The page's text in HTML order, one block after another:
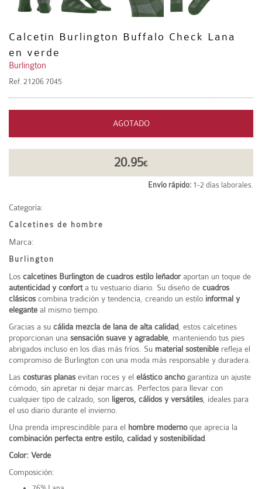
Calcetín Burlington Buffalo Check Lana
en verde
Burlington
Ref. 21206 7045
AGOTADO
20.95€
Envío rápido: 1-2 días laborales.
Categoría:
Calcetines de hombre
Marca:
Burlington
Los calcetines Burlington de cuadros estilo leñadoraportan un toque de
autenticidad y conforta tu vestuario diario. Su diseño de cuadros
clásicos combina tradición y tendencia, creando un estilo informal y
elegante al mismo tiempo.
Gracias a su cálida mezcla de lana de alta calidad, estos calcetines
proporcionan una sensación suave y agradable, manteniendo tus pies
abrigados incluso en los días más fríos. Su material sostenible refleja el
compromiso de Burlington con una moda más responsable y duradera.
Las costuras planas evitan roces y el elástico anchogarantiza un ajuste
cómodo, sin apretar ni dejar marcas. Perfectos para llevar con
cualquier tipo de calzado, son ligeros, cálidos y versátiles, ideales para
el uso diario durante el invierno.
Una prenda imprescindible para el hombre modernoque aprecia la
combinación perfecta entre estilo, calidad y sostenibilidad.
Color: Verde
Composición: